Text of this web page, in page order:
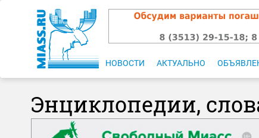
НОВОСТИ АКТУАЛЬНО
Энциклопедии,